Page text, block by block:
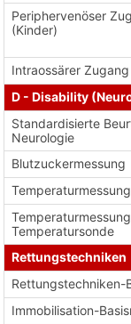
Periphervenöser
(Kinder)
Intraossärer Zugang
D - Disability
Standardisierte
Neurologie
Blutzuckermessung
Temperaturmessung
Temperatursonde
Rettungstechniken
Rettungstechniken-
Immobilisation-